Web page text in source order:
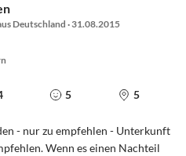
Deutschland · 31.08.2015
5 5
- nur zu empfehlen - Unterkunft
Wenn es einen Nachteil